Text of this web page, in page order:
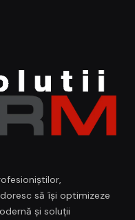
să își optimizeze
și soluții